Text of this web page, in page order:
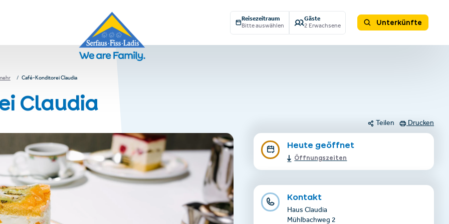
Reisezeitraum
Bitte auswählen
Gäste
2 Erwachsene
Unterkünfte
Café-Konditorei Claudia
Claudia
Teilen Drucken
Heute geöffnet
Öffnungszeiten
Kontakt
Haus Claudia
Mühlbachweg 2